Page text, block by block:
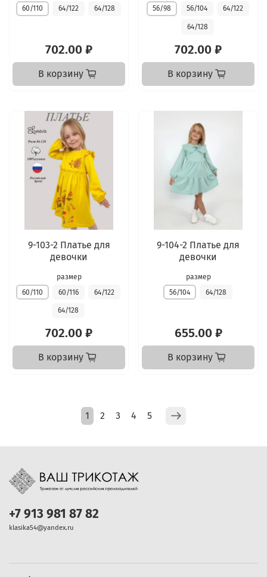
60/110
64/122 64/128
702.00 ₽
В корзину
56/98
56/104 64/122
64/128
702.00 ₽
В корзину
9-103-2 Платье для
девочки
размер
60/110
60/116 64/122
64/128
702.00 ₽
В корзину
9-104-2 Платье для
девочки
размер
56/104
64/128
655.00 ₽
В корзину
1 2 3 4 5
+7 913 981 87 82
klasika54@yandex.ru